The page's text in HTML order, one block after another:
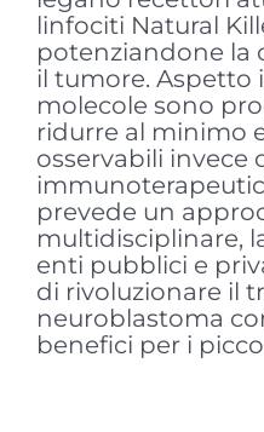
linfociti Natural
potenziandone la
il tumore. Aspetto
molecole sono
ridurre al minimo
osservabili invece
prevede un
multidisciplinare,
enti pubblici e
di rivoluzionare il
neuroblastoma
benefici per i